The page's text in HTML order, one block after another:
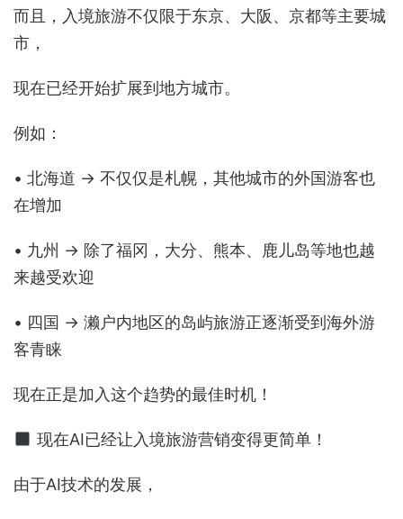
而且，入境旅游不仅限于东京、大阪、京都等主要城
市，
现在已经开始扩展到地方城市。
例如：
• 北海道 → 不仅仅是札幌，其他城市的外国游客也
在增加
• 九州 → 除了福冈，大分、熊本、鹿儿岛等地也越
来越受欢迎
• 四国 → 濑户内地区的岛屿旅游正逐渐受到海外游
客青睐
现在正是加入这个趋势的最佳时机！
现在AI已经让入境旅游营销变得更简单！
由于AI技术的发展，